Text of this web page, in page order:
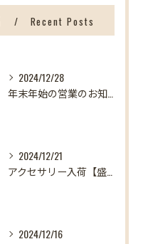
Recent Posts
2024/12/28
2024/12/21
2024/12/16